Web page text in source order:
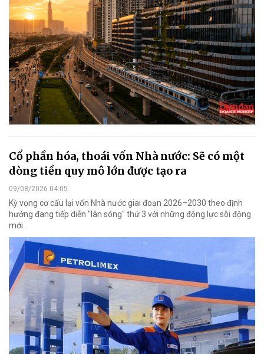
Cổ phần hóa, thoái vốn Nhà nước: Sẽ có một
dòng tiền quy mô lớn được tạo ra
09/08/2026 04:05
Kỳ vọng cơ cấu lại vốn Nhà nước giai đoạn 2026–2030 theo định
hướng đang tiếp diễn "làn sóng" thứ 3 với những động lực sôi động
mới.